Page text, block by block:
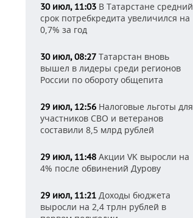
30 июл, 11:03 В Татарстане средний
срок потребкредита увеличился на
0,7% за год
30 июл, 08:27 Татарстан вновь
вышел в лидеры среди регионов
России по обороту общепита
29 июл, 12:56 Налоговые льготы для
участников СВО и ветеранов
составили 8,5 млрд рублей
29 июл, 11:48 Акции VK выросли на
4% после обвинений Дурову
29 июл, 11:21 Доходы бюджета
выросли на 2,4 трлн рублей в